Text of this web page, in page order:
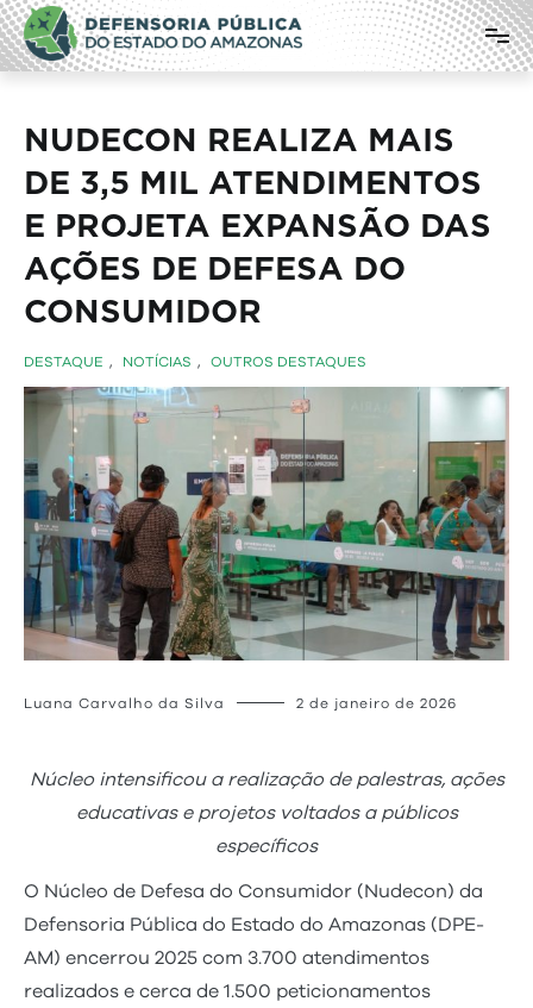
Pular
para
o
conteúdo
Defensoria Pública do Estado do
Amazonas
NUDECON REALIZA MAIS
DE 3,5 MIL ATENDIMENTOS
E PROJETA EXPANSÃO DAS
AÇÕES DE DEFESA DO
CONSUMIDOR
DESTAQUE , NOTÍCIAS , OUTROS DESTAQUES
Luana Carvalho da Silva 2 de janeiro de 2026
Núcleo intensificou a realização de palestras, ações
educativas e projetos voltados a públicos
específicos
O Núcleo de Defesa do Consumidor (Nudecon) da
Defensoria Pública do Estado do Amazonas (DPE-
AM) encerrou 2025 com 3.700 atendimentos
realizados e cerca de 1.500 peticionamentos